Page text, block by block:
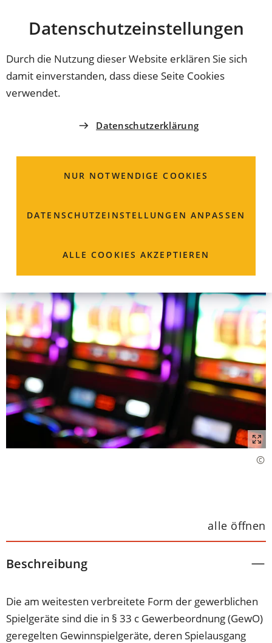
Datenschutz­einstellungen
Durch die Nutzung dieser Website erklären Sie sich
damit einverstanden, dass diese Seite Cookies
verwendet.
Datenschutzerklärung
NUR NOTWENDIGE COOKIES
DATENSCHUTZ­EINSTELLUNGEN ANPASSEN
ALLE COOKIES AKZEPTIEREN
INHALT ANSPRINGEN
Coburg
Gewinnmöglichkeit;
Beantragung einer
Aufstellen
alle öffnen
Beschreibung
Die am weitesten verbreitete Form der gewerblichen
Spielgeräte sind die in § 33 c Gewerbeordnung (GewO)
geregelten Gewinnspielgeräte, deren Spielausgang